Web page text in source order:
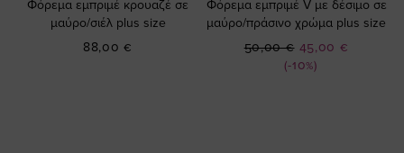
Φόρεμα εμπριμέ κρουαζέ σε
μαύρο/σιέλ plus size
88,00 €
Φόρεμα εμπριμέ V με δέσιμο σε
μαύρο/πράσινο χρώμα plus size
(-10%)
Ειδική
Τιμή
45,00 €
50,00 €